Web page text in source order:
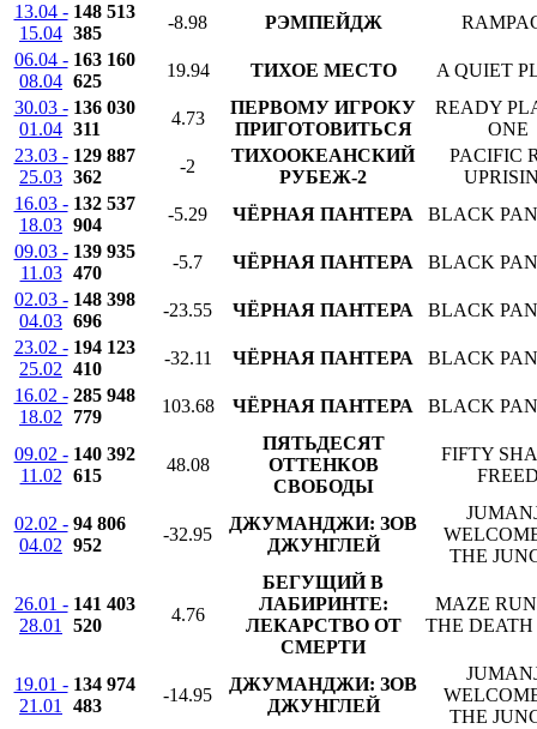
13.04 -
15.04
148 513
385
-8.98 РЭМПЕЙДЖ
06.04 -
08.04
163 160
625
19.94 ТИХОЕ МЕСТО
A QUIET
30.03 -
01.04
136 030
311
4.73
ПЕРВОМУ ИГРОКУ
ПРИГОТОВИТЬСЯ
READY
ONE
23.03 -
25.03
129 887
362
-2
ТИХООКЕАНСКИЙ
РУБЕЖ-2
PACIFIC
16.03 -
18.03
132 537
904
-5.29 ЧЁРНАЯ ПАНТЕРА
BLACK
09.03 -
11.03
139 935
470
-5.7 ЧЁРНАЯ ПАНТЕРА
BLACK
02.03 -
04.03
148 398
696
-23.55 ЧЁРНАЯ ПАНТЕРА
BLACK
23.02 -
25.02
194 123
410
-32.11 ЧЁРНАЯ ПАНТЕРА
BLACK
16.02 -
18.02
285 948
779
103.68 ЧЁРНАЯ ПАНТЕРА BLACK
09.02 -
11.02
140 392
615
48.08
ПЯТЬДЕСЯТ
ОТТЕНКОВ
СВОБОДЫ
FIFTY
02.02 -
04.02
94 806
952
-32.95
ДЖУМАНДЖИ: ЗОВ
ДЖУНГЛЕЙ
THE
26.01 -
28.01
141 403
520
4.76
БЕГУЩИЙ В
ЛАБИРИНТЕ:
ЛЕКАРСТВО ОТ
СМЕРТИ
MAZE
THE DEATH
19.01 -
21.01
134 974
483
-14.95
ДЖУМАНДЖИ: ЗОВ
ДЖУНГЛЕЙ
THE